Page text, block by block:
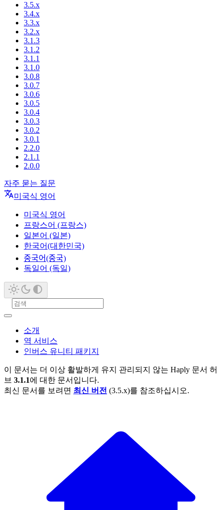
3.5.x
3.4.x
3.3.x
3.2.x
3.1.3
3.1.2
3.1.1
3.1.0
3.0.8
3.0.7
3.0.6
3.0.5
3.0.4
3.0.3
3.0.2
3.0.1
2.2.0
2.1.1
2.0.0
자주 묻는 질문
미국식 영어
미국식 영어
프랑스어 (프랑스)
일본어 (일본)
한국어(대한민국)
중국어(중국)
독일어 (독일)
소개
역 서비스
인버스 유니티 패키지
이 문서는 더 이상 활발하게 유지 관리되지 않는 Haply 문서 허
브 3.1.1에 대한 문서입니다.
최신 문서를 보려면 최신 버전 (3.5.x)를 참조하십시오.